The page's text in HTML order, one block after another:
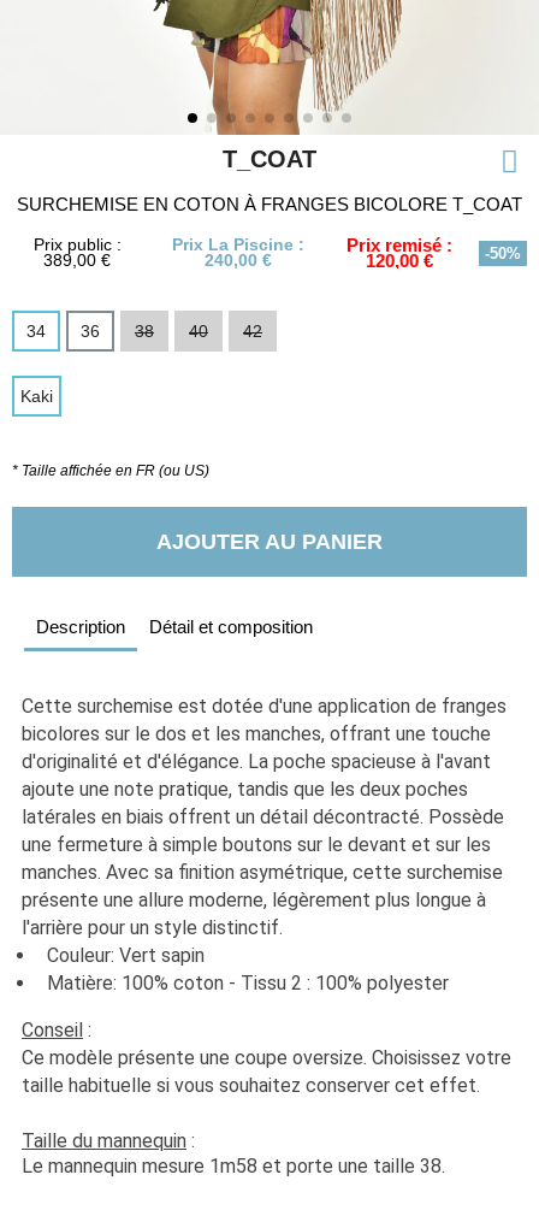
T_COAT
SURCHEMISE EN COTON À FRANGES BICOLORE T_COAT
Prix public :
389,00 €
Prix La Piscine :
240,00 €
Prix remisé :
120,00 € -50%
34 36 38 40 42
Kaki
* Taille affichée en FR (ou US)
AJOUTER AU PANIER
Description Détail et composition
Cette surchemise est dotée d'une application de franges
bicolores sur le dos et les manches, offrant une touche
d'originalité et d'élégance. La poche spacieuse à l'avant
ajoute une note pratique, tandis que les deux poches
latérales en biais offrent un détail décontracté. Possède
une fermeture à simple boutons sur le devant et sur les
manches. Avec sa finition asymétrique, cette surchemise
présente une allure moderne, légèrement plus longue à
l'arrière pour un style distinctif.
Couleur: Vert sapin
Matière: 100% coton - Tissu 2 : 100% polyester
Conseil :
Ce modèle présente une coupe oversize. Choisissez votre
taille habituelle si vous souhaitez conserver cet effet.
Taille du mannequin :
Le mannequin mesure 1m58 et porte une taille 38.